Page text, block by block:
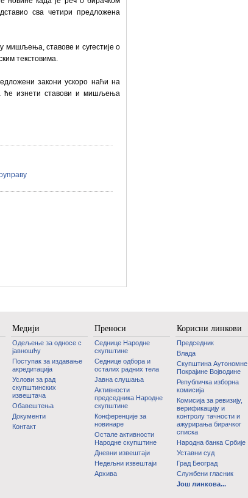
сва четири предложена
мишљења, ставове и сугестије о
текстовима.
закони ускоро наћи на
ће изнети ставови и мишљења
Медији
Одељење за односе с
јавношћу
Поступак за издавање
акредитација
Услови за рад
скупштинских
извештача
Обавештења
Документи
Контакт
Преноси
Седнице Народне
скупштине
Седнице одбора и
осталих радних тела
Јавна слушања
Активности
председника Народне
скупштине
Конференције за
новинаре
Oстале активности
Народне скупштине
Дневни извештаји
Недељни извештаји
Архива
Корисни линкови
Председник
Влада
Скупштина Аутономне
Покрајине Војводине
Републичка изборна
комисија
Комисија за ревизију,
верификацију и
контролу тачности и
ажурирања бирачког
списка
Народна банка Србије
Уставни суд
Град Београд
Службени гласник
Још линкова...